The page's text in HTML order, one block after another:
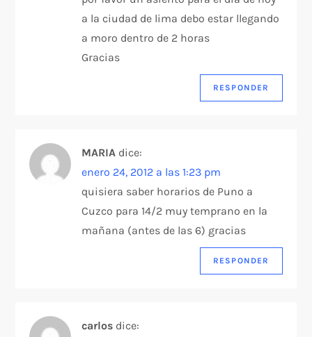
a la ciudad de lima debo estar llegando
a moro dentro de 2 horas
Gracias
RESPONDER
MARIA dice:
enero 24, 2012 a las 1:23 pm
quisiera saber horarios de Puno a
Cuzco para 14/2 muy temprano en la
mañana (antes de las 6) gracias
RESPONDER
carlos dice: